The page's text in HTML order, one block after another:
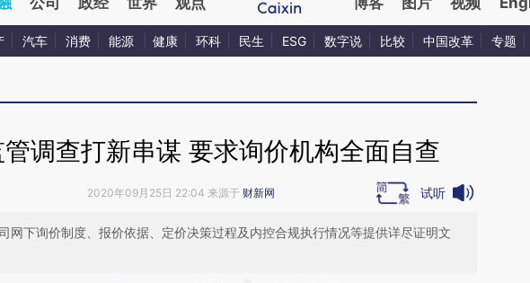
汽车 消费 能源 健康 环科 民生 ESG 数字说 比较 中国改革 专题
调查打新串谋 要求询价机构全面自查
2020年09月25日 22:04 来源于 财新网 试听
网下询价制度、报价依据、定价决策过程及内控合规执行情况等提供详尽证明文